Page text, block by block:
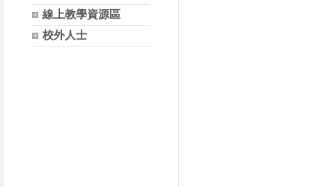
線上教學資源區
校外人士